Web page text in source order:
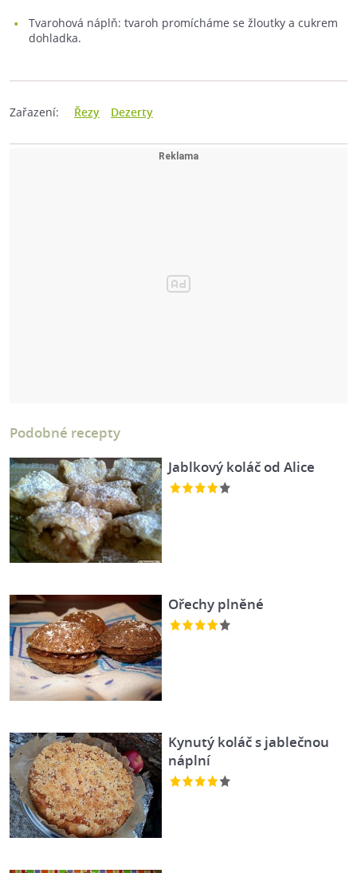
Tvarohová náplň: tvaroh promícháme se žloutky a cukrem
dohladka.
Zařazení: Řezy Dezerty
Podobné recepty
Jablkový koláč od Alice
Ořechy plněné
Kynutý koláč s jablečnou
náplní